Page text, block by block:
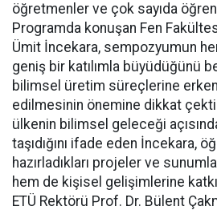
öğretmenler ve çok sayıda
Programda konuşan Fen
Ümit İncekara, sempozyumun
geniş bir katılımla büyüdüğünü
bilimsel üretim süreçlerine erken
edilmesinin önemine dikkat
ülkenin bilimsel geleceği
taşıdığını ifade eden İncekara,
hazırladıkları projeler ve
hem de kişisel gelişimlerine
ETÜ Rektörü Prof. Dr. Bülent